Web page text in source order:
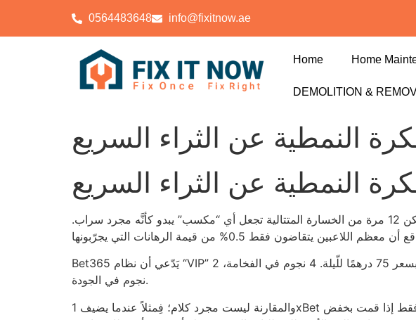
0564483648 info@fixitnow.ae
Home Home
DEMOLITION &
النمطية عن الثراء السريع
النمطية عن الثراء السريع
الرسوم الضريبية على ربح 3٪ في لعبة بلاك جاك هي أقل ما يمكن أن يُعطيك إحساسًا بالإنصاف؛ لكن 12 مرة من الخسارة المتتالية تجعل أي “مكسب” يبدو كأنَّه مجرد سراب.
Bet365 يَدّعي أن نظام “VIP” الخاص به يضاهي فندق خمس نجوم، لكنه في النهاية يقدّم لك سريرًا بسطح من القطن الصناعي بسعر 75 درهمًا للّيلة. 4 نجوم في الفخامة، 2
نجوم في الجودة.
والمقارنة ليست مجرد كلام؛ فِمثلاً عندما يضيف 1xBet مكافأة بقيمة 100 درهم على أول إيداع بقيمة 200، فإن العائد الفعلي للعب يُحسب بحدود 2.5% فقط إذا قمت بخفض